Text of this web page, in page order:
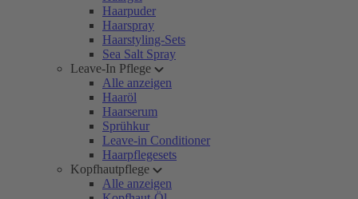
Haarpuder
Haarspray
Haarstyling-Sets
Sea Salt Spray
Leave-In Pflege
Alle anzeigen
Haaröl
Haarserum
Sprühkur
Leave-in Conditioner
Haarpflegesets
Kopfhautpflege
Alle anzeigen